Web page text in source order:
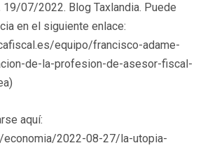
19/07/2022. Blog Taxlandia. Puede
en el siguiente enlace:
equipo/francisco-adame-
de-la-profesion-de-asesor-fiscal-
aquí:
2022-08-27/la-utopia-